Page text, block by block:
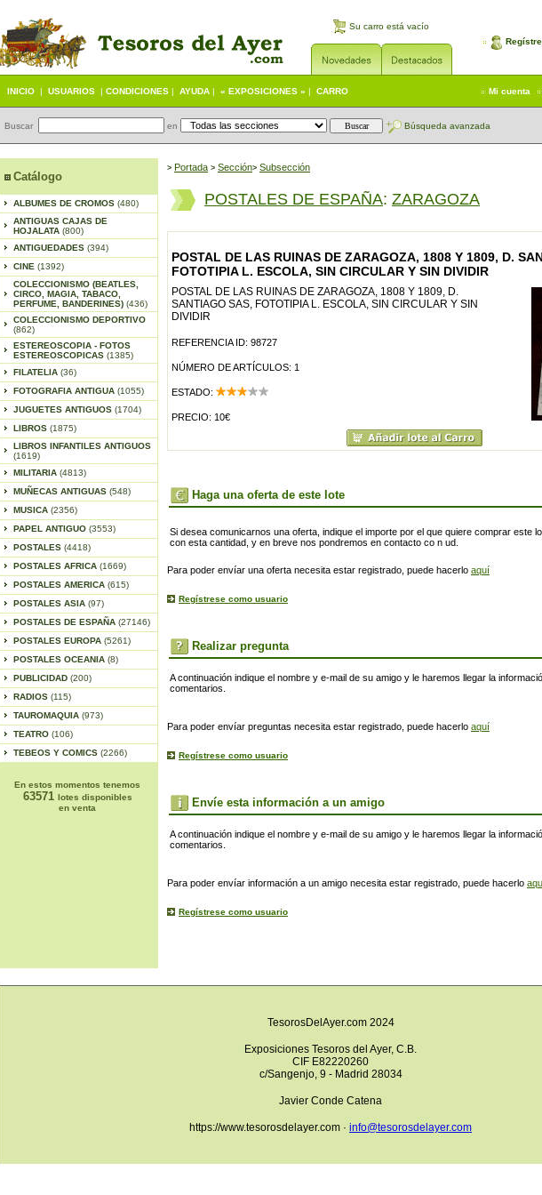
Su carro está vacío
INICIO | USUARIOS | CONDICIONES | AYUDA | « EXPOSICIONES » | CARRO Mi cuenta
Buscar en Búsqueda avanzada
Catálogo
ALBUMES DE CROMOS (480)
ANTIGUAS CAJAS DE
HOJALATA (800)
ANTIGUEDADES (394)
CINE (1392)
COLECCIONISMO (BEATLES,
CIRCO, MAGIA, TABACO,
PERFUME, BANDERINES) (436)
COLECCIONISMO DEPORTIVO
(862)
ESTEREOSCOPIA - FOTOS
ESTEREOSCOPICAS (1385)
FILATELIA (36)
FOTOGRAFIA ANTIGUA (1055)
JUGUETES ANTIGUOS (1704)
LIBROS (1875)
LIBROS INFANTILES ANTIGUOS
(1619)
MILITARIA (4813)
MUÑECAS ANTIGUAS (548)
MUSICA (2356)
PAPEL ANTIGUO (3553)
POSTALES (4418)
POSTALES AFRICA (1669)
POSTALES AMERICA (615)
POSTALES ASIA (97)
POSTALES DE ESPAÑA (27146)
POSTALES EUROPA (5261)
POSTALES OCEANIA (8)
PUBLICIDAD (200)
RADIOS (115)
TAUROMAQUIA (973)
TEATRO (106)
TEBEOS Y COMICS (2266)
En estos momentos tenemos
63571 lotes disponibles
en venta
> Portada > Sección> Subsección
POSTALES DE ESPAÑA: ZARAGOZA
POSTAL DE LAS RUINAS DE ZARAGOZA, 1808 Y 1809, D.
FOTOTIPIA L. ESCOLA, SIN CIRCULAR Y SIN DIVIDIR
POSTAL DE LAS RUINAS DE ZARAGOZA, 1808 Y 1809, D.
SANTIAGO SAS, FOTOTIPIA L. ESCOLA, SIN CIRCULAR Y SIN
DIVIDIR
REFERENCIA ID: 98727
NÚMERO DE ARTÍCULOS: 1
ESTADO:
PRECIO: 10€
Haga una oferta de este lote
Si desea comunicarnos una oferta, indique el importe por el que quiere comprar este
con esta cantidad, y en breve nos pondremos en contacto co n ud.
Para poder envíar una oferta necesita estar registrado, puede hacerlo aquí
Regístrese como usuario
Realizar pregunta
A continuación indique el nombre y e-mail de su amigo y le haremos llegar la
comentarios.
Para poder envíar preguntas necesita estar registrado, puede hacerlo aquí
Regístrese como usuario
Envíe esta información a un amigo
A continuación indique el nombre y e-mail de su amigo y le haremos llegar la
comentarios.
Para poder envíar información a un amigo necesita estar registrado, puede hacerlo
Regístrese como usuario
TesorosDelAyer.com 2024
Exposiciones Tesoros del Ayer, C.B.
CIF E82220260
c/Sangenjo, 9 - Madrid 28034
Javier Conde Catena
https://www.tesorosdelayer.com · info@tesorosdelayer.com